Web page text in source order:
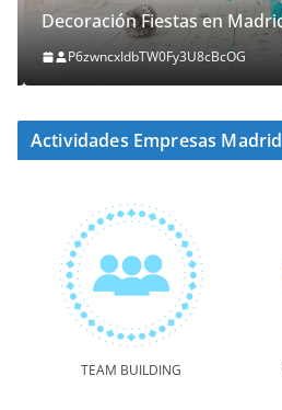
Decoración Fiestas en Madrid
P6zwncxIdbTW0Fy3U8cBcOG
Actividades Empresas Madrid
TEAM BUILDING